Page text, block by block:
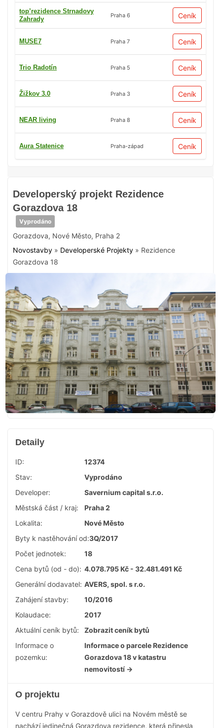
Developerský projekt Rezidence
Gorazdova 18
Vyprodáno
Gorazdova, Nové Město, Praha 2
Novostavby » Developerské Projekty » Rezidence
Gorazdova 18
top’rezidence Strnadovy
Zahrady
Praha 6 Ceník
MUSE7 Praha 7 Ceník
Trio Radotín Praha 5 Ceník
Žižkov 3.0 Praha 3 Ceník
NEAR living Praha 8 Ceník
Aura Statenice Praha-západ Ceník
Detaily
ID:
12374
Stav:
Vyprodáno
Developer:
Savernium capital s.r.o.
Městská část / kraj:
Praha 2
Lokalita:
Nové Město
Byty k nastěhování od:3Q/2017
Počet jednotek:
18
Cena bytů (od - do): 4.078.795 Kč - 32.481.491 Kč
Generální dodavatel: AVERS, spol. s r.o.
Zahájení stavby:
10/2016
Kolaudace:
2017
Aktuální ceník bytů:
Zobrazit ceník bytů
Informace o
pozemku:
Informace o parcele Rezidence
Gorazdova 18 v katastru
nemovitostí →
O projektu
V centru Prahy v Gorazdově ulici na Novém městě se
nachází jedinečná Gorazdova rezidence, která přinesla